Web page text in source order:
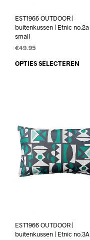
EST1966 OUTDOOR |
buitenkussen | Etnic no.2a
small
€49.95
OPTIES SELECTEREN
EST1966 OUTDOOR |
buitenkussen | Etnic no.3A